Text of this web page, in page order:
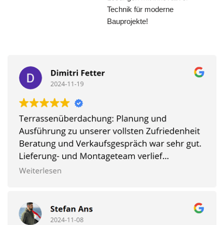
Technik für moderne
Bauprojekte!